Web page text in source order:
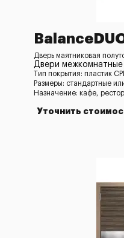
Дверь маятниковая
Двери
Тип покрытия: пластик CPL
Размеры: стандартные
Назначение: кафе,
Уточнить